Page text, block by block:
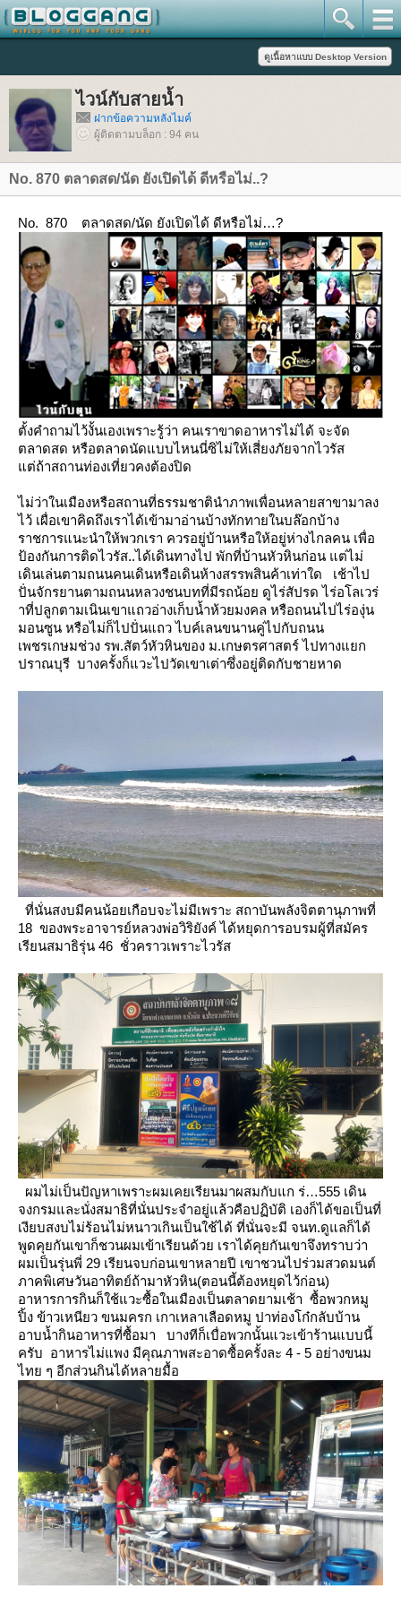
ไวน์กับสายน้ำ
ฝากข้อความหลังไมค์
ผู้ติดตามบล็อก : 94 คน
No. 870 ตลาดสด/นัด ยังเปิดได้ ดีหรือไม่..?
No. 870 ตลาดสด/นัด ยังเปิดได้ ดีหรือไม่…?
ตั้งคำถามไว้งั้นเองเพราะรู้ว่า คนเราขาดอาหารไม่ได้ จะจัด
ตลาดสด หรือตลาดนัดแบบไหนนี่ซิไม่ให้เสี่ยงภัยจากไวรัส
ต่ถ้าสถานท่องเที่ยวคงต้องปิด
ไม่ว่าในเมืองหรือสถานที่ธรรมชาตินำภาพเพื่อนหลายสาขามาลง
ไว้ เผื่อเขาคิดถึงเราได้เข้ามาอ่านบ้างทักทายในบล๊อกบ้าง
ราชการแนะนำให้พวกเรา ควรอยู่บ้านหรือให้อยู่ห่างไกลคน เพื่อ
ป้องกันการติดไวรัส..ได้เดินทางไป พักที่บ้านหัวหินก่อน แต่ไม่
เดินเล่นตามถนนคนเดินหรือเดินห้างสรรพสินค้าเท่าใด
เช้าไป
ปั่นจักรยานตามถนนหลวงชนบทที่มีรถน้อย ดูไร่สัปรด ไร่อโลเวร่
าที่ปลูกตามเนินเขาแถวอ่างเก็บน้ำห้วยมงคล หรือถนนไปไร่องุ่น
มอนซูน หรือไม่ก็ไปปั่นแถว ไบค์เลนขนานคู่ไปกับถนน
เพชรเกษมช่วง รพ.สัตว์หัวหินของ ม.เกษตรศาสตร์ ไปทางแยก
ปราณบุรี บางครั้งก็แวะไปวัดเขาเต่าซึ่งอยู่ติดกับชายหาด
ที่นั่นสงบมีคนน้อยเกือบจะไม่มีเพราะ สถาบันพลังจิตตานุภาพที่
18 ของพระอาจารย์หลวงพ่อวิริยังค์ ได้หยุดการอบรมผู้ที่สมัคร
เรียนสมาธิรุ่น 46 ชั่วคราวเพราะไวรัส
ผมไม่เป็นปัญหาเพราะผมเคยเรียนมาผสมกับแก ร่…555 เดิน
จงกรมและนั่งสมาธิที่นั่นประจำอยู่แล้วคือปฏิบัติ เองก็ได้ขอเป็นที่
เงียบสงบไม่ร้อนไม่หนาวเกินเป็นใช้ได้ ที่นั่นจะมี จนท.ดูแลก็ได้
พูดคุยกันเขาก็ชวนผมเข้าเรียนด้วย เราได้คุยกันเขาจึงทราบว่า
ผมเป็นรุ่นพี่ 29 เรียนจบก่อนเขาหลายปี เขาชวนไปร่วมสวดมนต์
ภาคพิเศษวันอาทิตย์ถ้ามาหัวหิน(ตอนนี้ต้องหยุดไว้ก่อน)
อาหารการกินก็ใช้แวะซื้อในเมืองเป็นตลาดยามเช้า ซื้อพวกหมู
ปิ้ง ข้าวเหนียว ขนมครก เกาเหลาเลือดหมู ปาท่องโก๋กลับบ้าน
อาบน้ำกินอาหารที่ซื้อมา
บางทีก็เบื่อพวกนั้นแวะเข้าร้านแบบนี้
ครับ อาหารไม่แพง มีคุณภาพสะอาดซื้อครั้งละ 4 - 5 อย่างขนม
ไทย ๆ อีกส่วนกินได้หลายมื้อ